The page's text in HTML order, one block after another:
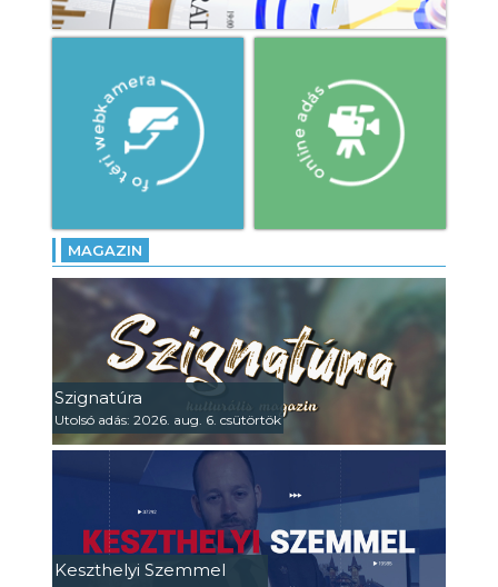
MAGAZIN
Szignatúra
Utolsó adás: 2026. aug. 6. csütörtök
Keszthelyi Szemmel